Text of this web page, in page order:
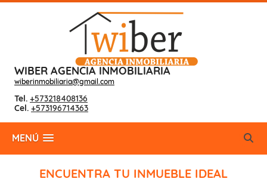
WIBER AGENCIA INMOBILIARIA
wiberinmobiliaria@gmail.com
Tel. +573218408136
Cel. +573196714363
MENÚ
ENCUENTRA TU INMUEBLE IDEAL